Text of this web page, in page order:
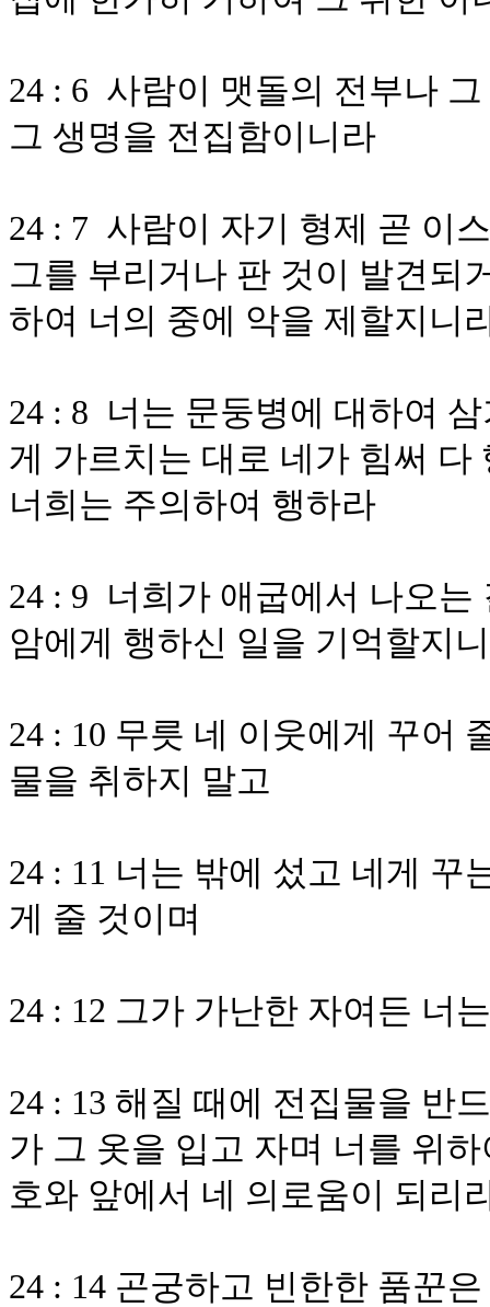
24 : 6 사람이 맷돌의 전부나
그 생명을 전집함이니라
24 : 7 사람이 자기 형제 곧 이
그를 부리거나 판 것이 발견되
하여 너의 중에 악을 제할지니
24 : 8 너는 문둥병에 대하여
게 가르치는 대로 네가 힘써
너희는 주의하여 행하라
24 : 9 너희가 애굽에서 나오
암에게 행하신 일을 기억할지
24 : 10 무릇 네 이웃에게 꾸어
물을 취하지 말고
24 : 11 너는 밖에 섰고 네게 꾸
게 줄 것이며
24 : 12 그가 가난한 자여든 너
24 : 13 해질 때에 전집물을 반
가 그 옷을 입고 자며 너를 위
호와 앞에서 네 의로움이 되리
24 : 14 곤궁하고 빈한한 품꾼